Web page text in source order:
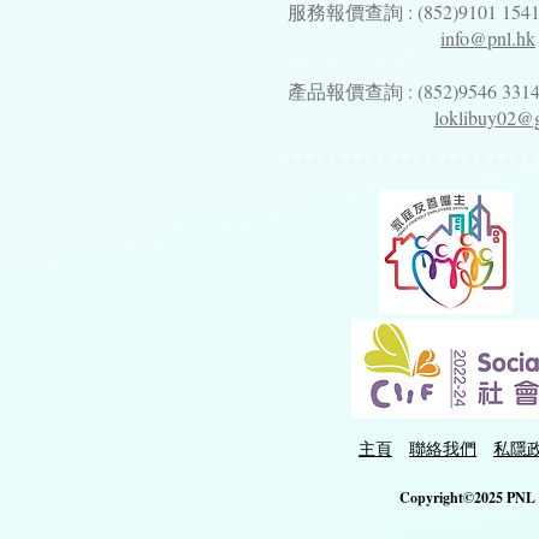
服務報價查詢 : (852)9101 1541
info@pnl.hk
產品報價查詢 : (852)9546 3314
主頁 聯絡我們 私隱
Copyright©2025